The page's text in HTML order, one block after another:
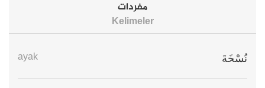
مفردات
Kelimeler
نُسْخَةَ ayak